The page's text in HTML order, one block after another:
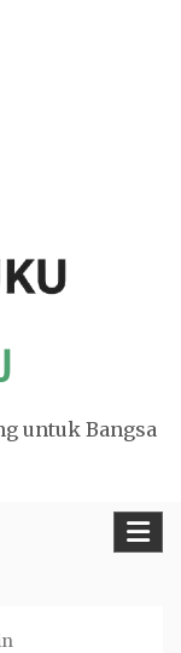
untuk Bangsa